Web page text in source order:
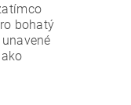
bohatý